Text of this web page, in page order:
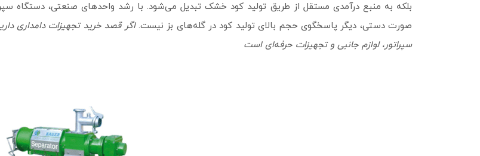
بلکه به منبع درآمدی مستقل از طریق تولید کود خشک تبدیل می‌شود. با رشد واحدهای صنعتی، دستگاه
صورت دستی، دیگر پاسخگوی حجم بالای تولید کود در گله‌های بز نیست.اگر قصد خرید تجهیزات دامداری
سپراتور، لوازم جانبی و تجهیزات حرفه‌ای است